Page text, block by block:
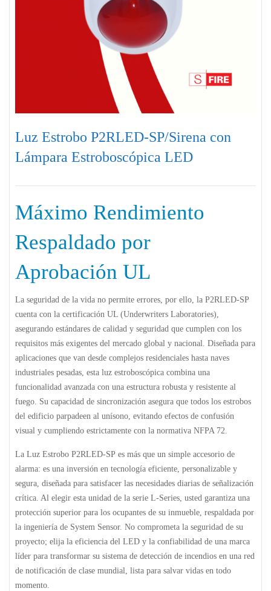
Luz Estrobo P2RLED-SP/Sirena con
Lámpara Estroboscópica LED
Máximo Rendimiento
Respaldado por
Aprobación UL
La seguridad de la vida no permite errores, por ello, la P2RLED-SP
cuenta con la certificación UL (Underwriters Laboratories)
asegurando estándares de calidad y seguridad que cumplen con los
requisitos más exigentes del mercado global y nacional. Diseñada para
aplicaciones que van desde complejos residenciales hasta naves
industriales pesadas, esta luz estroboscópica combina una
funcionalidad avanzada con una estructura robusta y resistente al
fuego. Su capacidad de sincronización asegura que todos los estrobos
del edificio parpadeen al unísono, evitando efectos de confusión
visual y cumpliendo estrictamente con la normativa NFPA 72
La Luz Estrobo P2RLED-SP es más que un simple accesorio de
alarma: es una inversión en tecnología eficiente, personalizable y
segura, diseñada para satisfacer las necesidades diarias de señalización
crítica. Al elegir esta unidad de la serie L-Series, usted garantiza una
protección superior para los ocupantes de su inmueble, respaldada por
la ingeniería de System Sensor. No comprometa la seguridad de su
proyecto; elija la eficiencia del LED y la confiabilidad de una marca
líder para transformar su sistema de detección de incendios en una red
de notificación de clase mundial, lista para salvar vidas en todo
momento.